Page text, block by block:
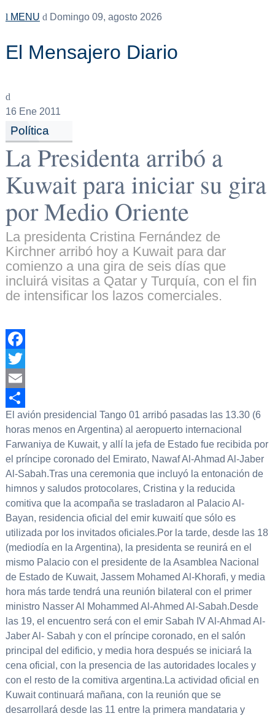
MENU Domingo 09, agosto 2026
El Mensajero Diario
16Ene 2011
Política
La Presidenta arribó a
Kuwait para iniciar su gira
por Medio Oriente
La presidenta Cristina Fernández de
Kirchner arribó hoy a Kuwait para dar
comienzo a una gira de seis días que
incluirá visitas a Qatar y Turquía, con el fin
de intensificar los lazos comerciales.
Facebook
Twitter
Email
Compartir
El avión presidencial Tango 01 arribó pasadas las 13.30 (6
horas menos en Argentina) al aeropuerto internacional
Farwaniya de Kuwait, y allí la jefa de Estado fue recibida por
el príncipe coronado del Emirato, Nawaf Al-Ahmad Al-Jaber
Al-Sabah.Tras una ceremonia que incluyó la entonación de
himnos y saludos protocolares, Cristina y la reducida
comitiva que la acompaña se trasladaron al Palacio Al-
Bayan, residencia oficial del emir kuwaití que sólo es
utilizada por los invitados oficiales.Por la tarde, desde las 18
(mediodía en la Argentina), la presidenta se reunirá en el
mismo Palacio con el presidente de la Asamblea Nacional
de Estado de Kuwait, Jassem Mohamed Al-Khorafi, y media
hora más tarde tendrá una reunión bilateral con el primer
ministro Nasser Al Mohammed Al-Ahmed Al-Sabah.Desde
las 19, el encuentro será con el emir Sabah IV Al-Ahmad Al-
Jaber Al- Sabah y con el príncipe coronado, en el salón
principal del edificio, y media hora después se iniciará la
cena oficial, con la presencia de las autoridades locales y
con el resto de la comitiva argentina.La actividad oficial en
Kuwait continuará mañana, con la reunión que se
desarrollará desde las 11 entre la primera mandataria y